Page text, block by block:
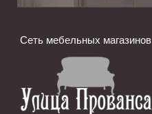
Сеть мебельных магазинов